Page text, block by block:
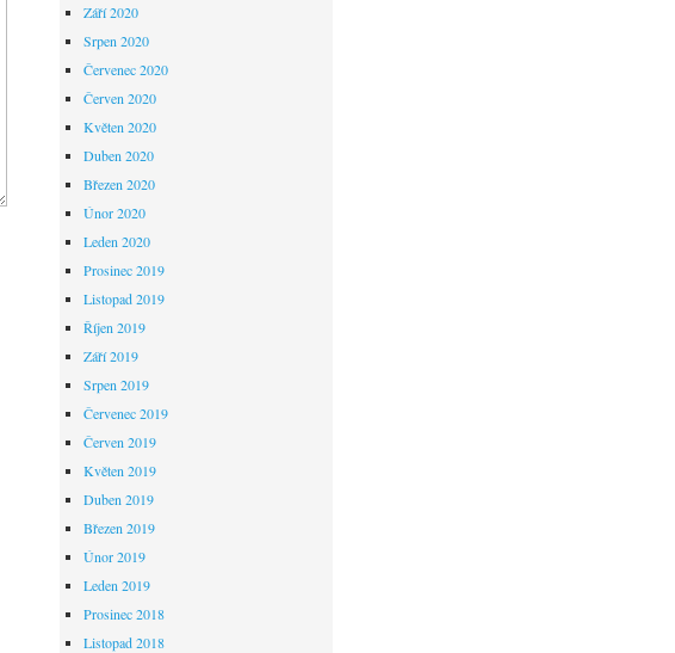
Září 2020
Srpen 2020
Červenec 2020
Červen 2020
Květen 2020
Duben 2020
Březen 2020
Únor 2020
Leden 2020
Prosinec 2019
Listopad 2019
Říjen 2019
Září 2019
Srpen 2019
Červenec 2019
Červen 2019
Květen 2019
Duben 2019
Březen 2019
Únor 2019
Leden 2019
Prosinec 2018
Listopad 2018